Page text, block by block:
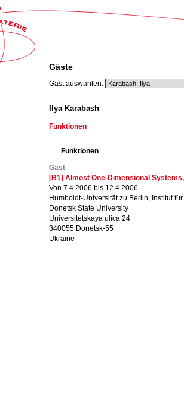
Gäste
Gast auswählen:
Ilya Karabash
Funktionen
Funktionen
Gast
[B1] Almost One-Dimensional
Von 7.4.2006 bis 12.4.2006
Humboldt-Universität zu Berlin, Institut
Donetsk State University
Universitetskaya ulica 24
340055 Donetsk-55
Ukraine